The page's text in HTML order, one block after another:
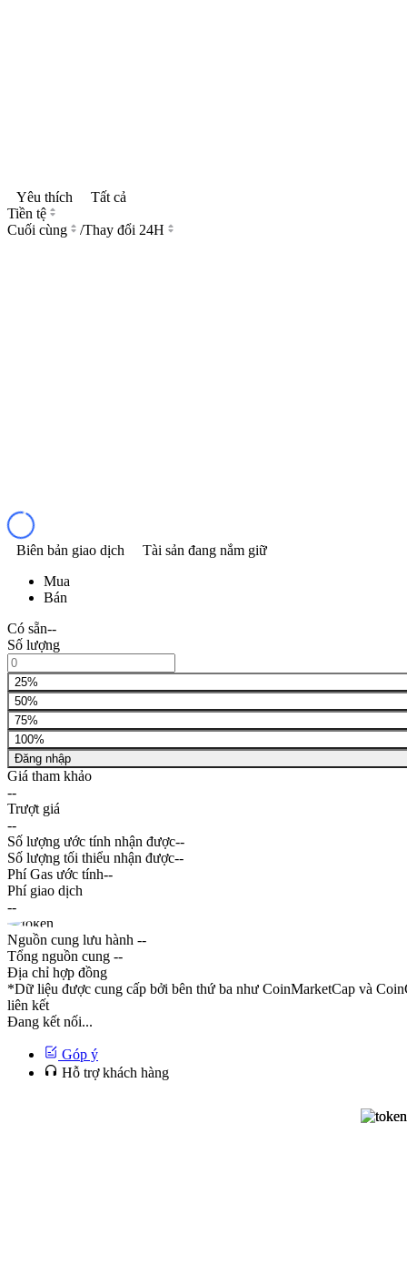
Yêu thích
Tất cả
Tiền tệ
Cuối cùng
/Thay đổi 24H
Biên bản giao dịch
Tài sản đang nắm giữ
Mua
Bán
Có sẵn--
Số lượng
25%
50%
75%
100%
Đăng nhập
Giá tham khảo
--
Trượt giá
--
Số lượng ước tính nhận được--
Số lượng tối thiểu nhận được--
Phí Gas ước tính--
Phí giao dịch
--
Nguồn cung lưu hành --
Tổng nguồn cung --
Địa chỉ hợp đồng
*Dữ liệu được cung cấp bởi bên thứ ba như CoinMarketCap và
liên kết
Đang kết nối...
Góp ý
Hỗ trợ khách hàng